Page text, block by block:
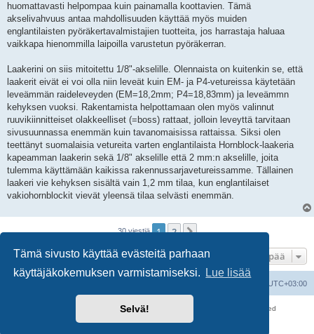
Tämä sivusto käyttää evästeitä parhaan
käyttäjäkokemuksen varmistamiseksi.
Lue lisää
Selvä!
huomattavasti helpompaa kuin painamalla koottavien. Tämä
akselivahvuus antaa mahdollisuuden käyttää myös muiden
englantilaisten pyöräkertavalmistajien tuotteita, jos harrastaja haluaa
vaikkapa hienommilla laipoilla varustetun pyöräkerran.
Laakerini on siis mitoitettu 1/8"-akselille. Olennaista on kuitenkin se, että
laakerit eivät ei voi olla niin leveät kuin EM- ja P4-vetureissa käytetään
leveämmän raideleveyden (EM=18,2mm; P4=18,83mm) ja leveämmn
kehyksen vuoksi. Rakentamista helpottamaan olen myös valinnut
ruuvikiinnitteiset olakkeelliset (=boss) rattaat, jolloin leveyttä tarvitaan
sivusuunnassa enemmän kuin tavanomaisissa rattaissa. Siksi olen
teettänyt suomalaisia vetureita varten englantilaista Hornblock-laakeria
kapeamman laakerin sekä 1/8" akselille että 2 mm:n akselille, joita
tulemma käyttämään kaikissa rakennussarjavetureissamme. Tällainen
laakeri vie kehyksen sisältä vain 1,2 mm tilaa, kun englantilaiset
vakiohornblockit vievät yleensä tilaa selvästi enemmän.
30 viestiä 1 2
Seuraava
Hyppää
UTC+03:00
Keskustelufoorumin ohjelmistophpBB
® Forum Software © phpBB Limited
Käännös: phpBB Suomi (lurttinen, harritapio, Pettis)